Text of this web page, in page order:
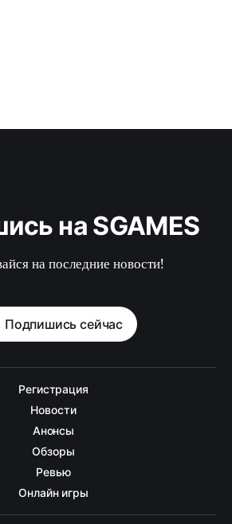
на SGAMES
на последние новости!
Подпишись сейчас
Регистрация
Новости
Анонсы
Обзоры
Ревью
Онлайн игры